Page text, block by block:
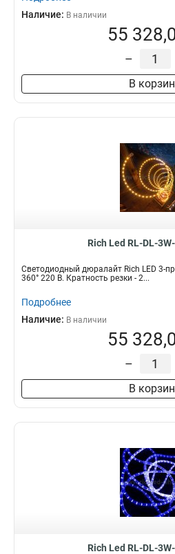
Наличие: В наличии
55
–
В
Rich Led RL-DL-
Светодиодный дюралайт Rich LED 3-
360° 220 В. Кратность резки - 2...
Подробнее
Наличие: В наличии
55
–
В
Rich Led RL-DL-